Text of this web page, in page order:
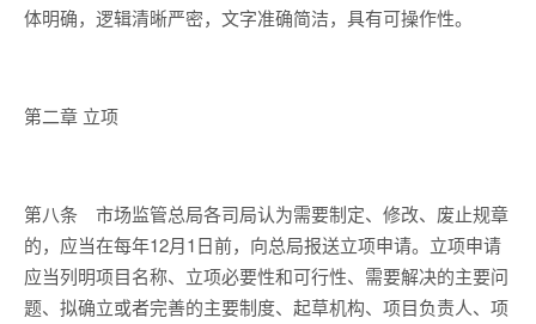
体明确，逻辑清晰严密，文字准确简洁，具有可操作性。
第二章 立项
第八条 市场监管总局各司局认为需要制定、修改、废止规章
的，应当在每年12月1日前，向总局报送立项申请。立项申请
应当列明项目名称、立项必要性和可行性、需要解决的主要问
题、拟确立或者完善的主要制度、起草机构、项目负责人、项